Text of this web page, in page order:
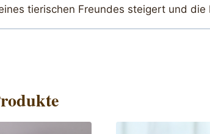
tierischen Freundes steigert und